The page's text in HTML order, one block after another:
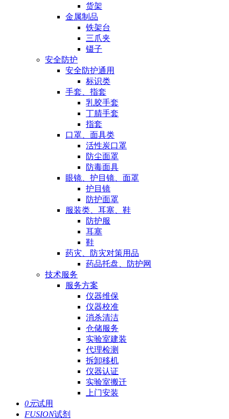
货架
金属制品
铁架台
三爪夹
镊子
安全防护
安全防护通用
标识类
手套、指套
乳胶手套
丁腈手套
指套
口罩、面具类
活性炭口罩
防尘面罩
防毒面具
眼镜、护目镜、面罩
护目镜
防护面罩
服装类、耳塞、鞋
防护服
耳塞
鞋
药灾、防灾对策用品
药品托盘、防护网
技术服务
服务方案
仪器维保
仪器校准
消杀清洁
仓储服务
实验室建装
代理检测
拆卸移机
仪器认证
实验室搬迁
上门安装
0元试用
FUSION试剂